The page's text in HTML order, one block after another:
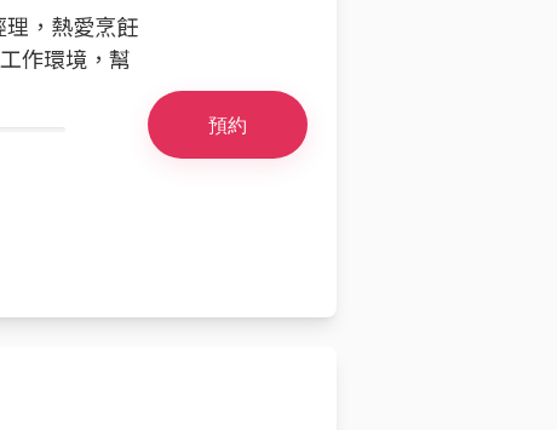
，熱愛烹飪
作環境，幫
預約